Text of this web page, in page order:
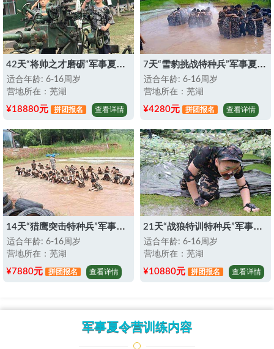
42天“将帅之才磨砺”军事夏令营
适合年龄: 6-16周岁
营地所在：芜湖
¥18880元 拼团报名 查看详情
7天“雪豹挑战特种兵”军事夏令营
适合年龄: 6-16周岁
营地所在：芜湖
¥4280元 拼团报名 查看详情
14天“猎鹰突击特种兵”军事夏令营
适合年龄: 6-16周岁
营地所在：芜湖
¥7880元 拼团报名 查看详情
21天“战狼特训特种兵”军事夏令营
适合年龄: 6-16周岁
营地所在：芜湖
¥10880元 拼团报名 查看详情
军事夏令营训练内容